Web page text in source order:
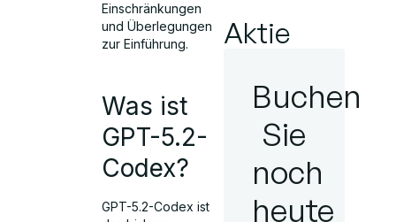
Einschränkungen
und Überlegungen
zur Einführung.
Was ist
GPT-5.2-
Codex?
GPT-5.2-Codex ist
Aktie
Buchen
Sie
noch
heute